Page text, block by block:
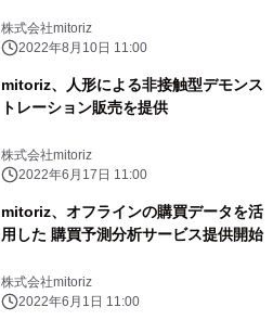
株式会社mitoriz
2022年8月10日 11:00
mitoriz、人形による非接触型デモンス
トレーション販売を提供
株式会社mitoriz
2022年6月17日 11:00
mitoriz、オフラインの購買データを活
用した 購買予測分析サービス提供開始
株式会社mitoriz
2022年6月1日 11:00